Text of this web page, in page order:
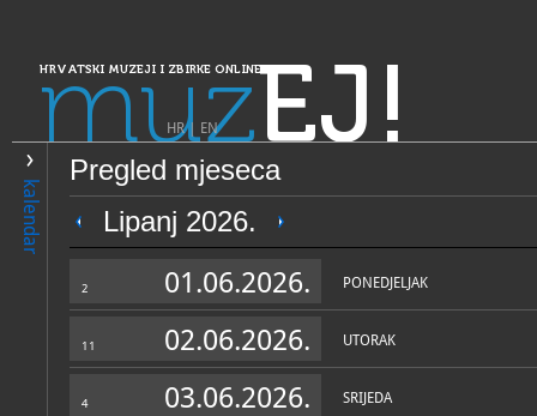
HRVATSKI MUZEJI I ZBIRKE ONLINE
muzEJ!
HR| EN
kalendar
Pregled mjeseca
Lipanj 2026.
2 01.06.2026. PONEDJELJAK
11 02.06.2026. UTORAK
4 03.06.2026. SRIJEDA
PRETRAŽIVANJE
Dalmacija
Zbirka Baltazara Bogišića